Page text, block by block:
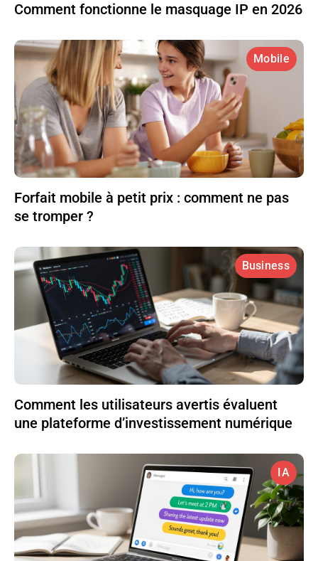
Comment fonctionne le masquage IP en 2026
Mobile
Forfait mobile à petit prix : comment ne pas
se tromper ?
Business
Comment les utilisateurs avertis évaluent
une plateforme d’investissement numérique
IA